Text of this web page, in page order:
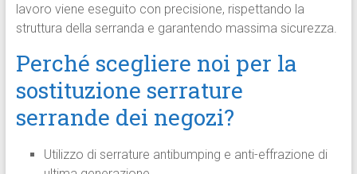
lavoro viene eseguito con precisione, rispettando la
struttura della serranda e garantendo massima sicurezza.
Perché scegliere noi per la
sostituzione serrature
serrande dei negozi?
Utilizzo di serrature antibumping e anti-effrazione di